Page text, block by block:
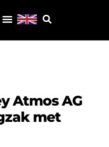
Atmos AG
met